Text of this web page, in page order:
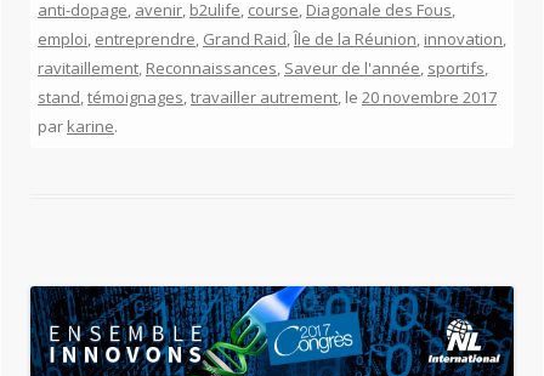
anti-dopage, avenir, b2ulife, course, Diagonale des Fous,
emploi, entreprendre, Grand Raid,Île de la Réunion, innovation,
ravitaillement, Reconnaissances, Saveur de l'année, sportifs,
stand,témoignages,travailler autrement, le 20 novembre 2017
par karine.